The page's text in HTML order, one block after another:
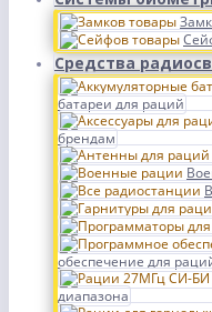
Средства
батареи для раций
брендам
обеспечение для
диапазона